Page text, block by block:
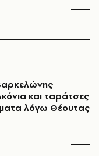
και ταράτσες
λόγω Θέουτας